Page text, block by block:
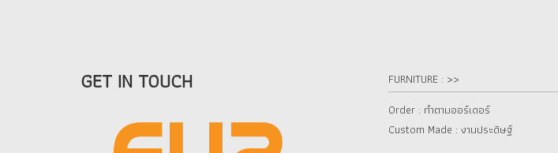
GET IN TOUCH
FURNITURE : >>
Order : ทำตามออร์เดอร์
Custom Made : งานประดิษฐ์